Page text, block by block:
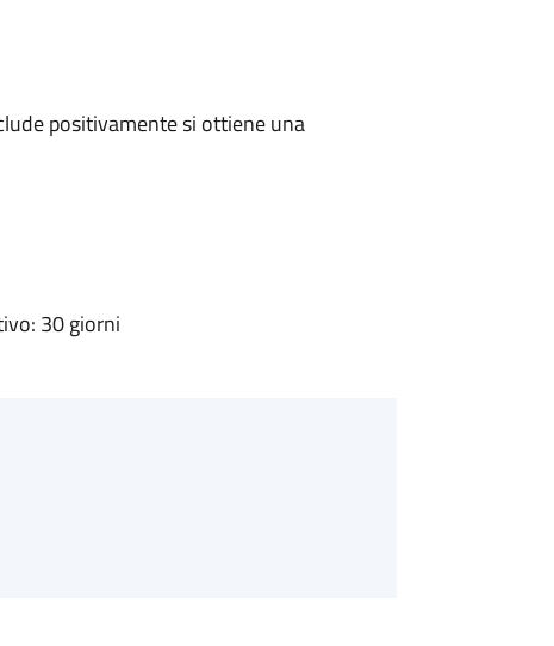
positivamente si ottiene una
30 giorni